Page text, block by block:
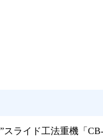
ライド工法重機「